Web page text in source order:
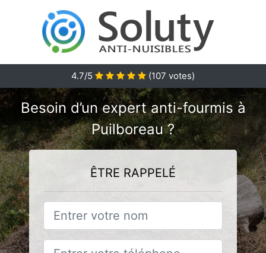
4.7/5 (107 votes)
Besoin d’un expert anti-fourmis à
Puilboreau ?
ÊTRE RAPPELÉ